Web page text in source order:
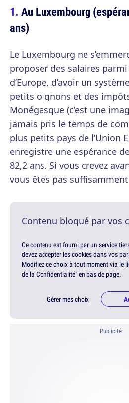
Au Luxembourg
ans)
Le Luxembourg ne
proposer des salaires
d’Europe, d’avoir un
petits oignons et des
Monégasque (c’est une
jamais pris le temps de
plus petits pays de l’Union
enregistre une espérance
82,2 ans. Si vous crevez
vous êtes pas
Contenu bloqué par vos
Ce contenu est fourni par un service
devez accepter les cookies dans vos
Modifiez ce choix à tout moment via le
de la Confidentialité" en bas de page.
Gérer mes choix
Publicité